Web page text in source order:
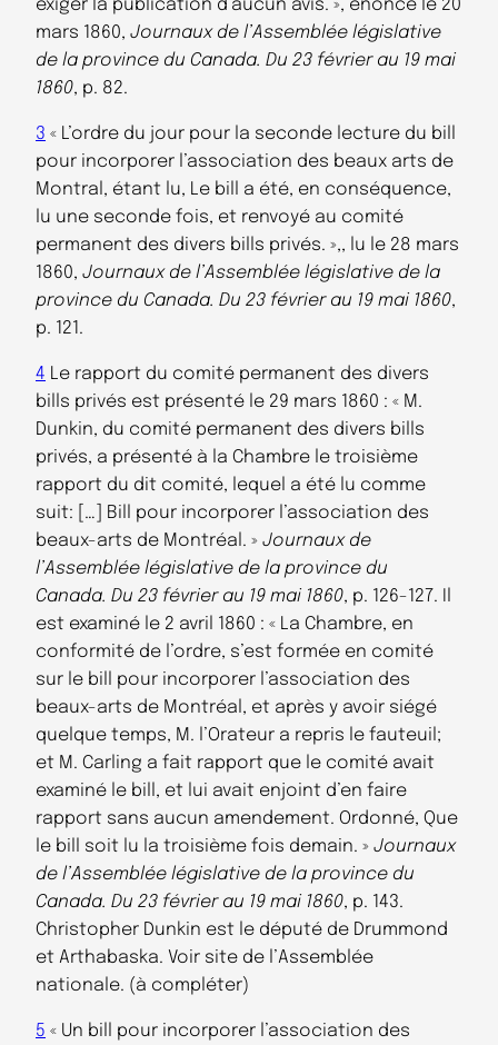
exiger la publication d’aucun avis. », énoncé le 20
mars 1860, Journaux de l’Assemblée législative
de la province du Canada. Du 23 février au 19 mai
1860, p. 82.
3 « L’ordre du jour pour la seconde lecture du bill
pour incorporer l’association des beaux arts de
Montral, étant lu, Le bill a été, en conséquence,
lu une seconde fois, et renvoyé au comité
permanent des divers bills privés. »,, lu le 28 mars
1860, Journaux de l’Assemblée législative de la
province du Canada. Du 23 février au 19 mai 1860,
p. 121.
4 Le rapport du comité permanent des divers
bills privés est présenté le 29 mars 1860 : « M.
Dunkin, du comité permanent des divers bills
privés, a présenté à la Chambre le troisième
rapport du dit comité, lequel a été lu comme
suit: […] Bill pour incorporer l’association des
beaux-arts de Montréal. » Journaux de
l’Assemblée législative de la province du
Canada. Du 23 février au 19 mai 1860, p. 126-127. Il
est examiné le 2 avril 1860 : « La Chambre, en
conformité de l’ordre, s’est formée en comité
sur le bill pour incorporer l’association des
beaux-arts de Montréal, et après y avoir siégé
quelque temps, M. l’Orateur a repris le fauteuil;
et M. Carling a fait rapport que le comité avait
examiné le bill, et lui avait enjoint d’en faire
rapport sans aucun amendement. Ordonné, Que
le bill soit lu la troisième fois demain. » Journaux
de l’Assemblée législative de la province du
Canada. Du 23 février au 19 mai 1860, p. 143.
Christopher Dunkin est le député de Drummond
et Arthabaska. Voir site de l’Assemblée
nationale. (à compléter)
5 « Un bill pour incorporer l’association des